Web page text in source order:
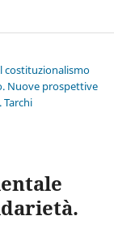
costituzionalismo
Nuove prospettive
Tarchi